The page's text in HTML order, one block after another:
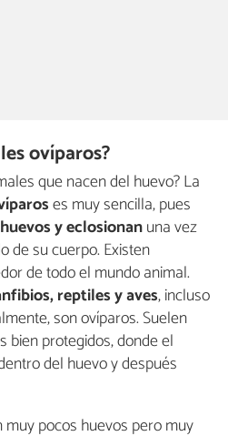
ovíparos?
que nacen del huevo? La
es muy sencilla, pues
y eclosionanuna vez
de su cuerpo. Existen
de todo el mundo animal.
reptiles y aves, incluso
son ovíparos. Suelen
bien protegidos, donde el
del huevo y después
pocos huevos pero muy